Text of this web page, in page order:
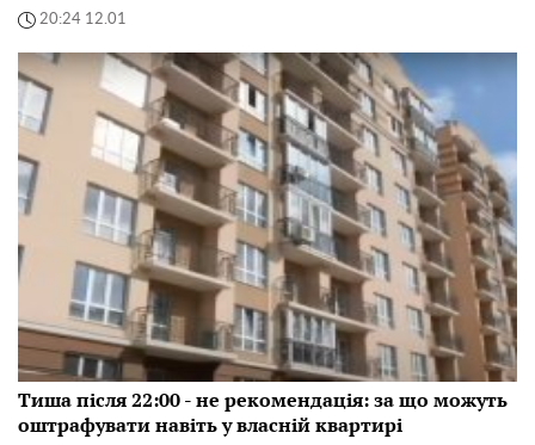
20:24 12.01
Тиша після 22:00 - не рекомендація: за що можуть
оштрафувати навіть у власній квартирі